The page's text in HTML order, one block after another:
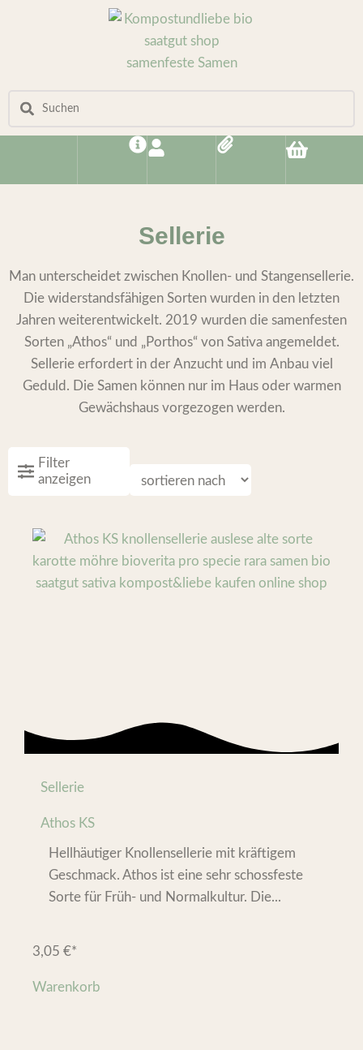
Sellerie
Man unterscheidet zwischen Knollen- und Stangensellerie.
Die widerstandsfähigen Sorten wurden in den letzten
Jahren weiterentwickelt. 2019 wurden die samenfesten
Sorten „Athos“ und „Porthos“ von Sativa angemeldet.
Sellerie erfordert in der Anzucht und im Anbau viel
Geduld. Die Samen können nur im Haus oder warmen
Gewächshaus vorgezogen werden.
Filter
anzeigen
Sellerie
Athos KS
Hellhäutiger Knollensellerie mit kräftigem
Geschmack. Athos ist eine sehr schossfeste
Sorte für Früh- und Normalkultur. Die...
3,05 €*
Warenkorb